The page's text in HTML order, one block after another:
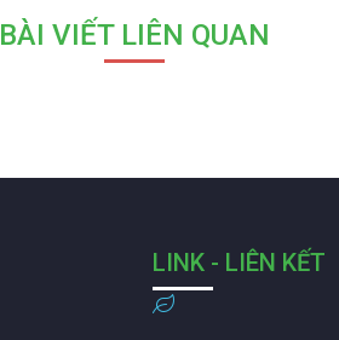
BÀI VIẾT LIÊN QUAN
LINK - LIÊN KẾT